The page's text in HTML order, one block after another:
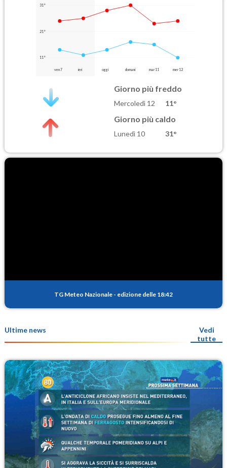
31°
21°
11°
ven 7 ieri oggi domani mar 11 mer 12
Giorno più freddo
Mercoledì 12 11°
Giorno più caldo
Lunedì 10 31°
TG Meteo Nazionale - edizione delle 18:42
Ultime news
Vedi
tutte